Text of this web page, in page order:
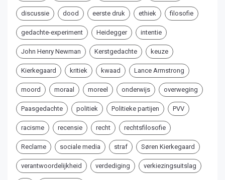
discussie dood eerste druk ethiek filosofie
gedachte-experiment Heidegger intentie
John Henry Newman Kerstgedachte keuze
Kierkegaard kritiek kwaad Lance Armstrong
moord moraal moreel onderwijs overweging
Paasgedachte politiek Politieke partijen PVV
racisme recensie recht rechtsfilosofie
Reclame sociale media straf Søren Kierkegaard
verantwoordelijkheid verdediging verkiezingsuitslag